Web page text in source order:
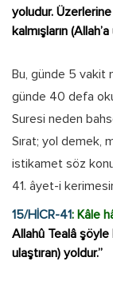
yoludur.
kalmışların
Bu, günde 5 vakit
günde 40 defa
Suresi neden
Sırat; yol demek,
istikamet söz
41. âyet-i
15/HİCR-41: Kâle
Allahû Tealâ şöyle
ulaştıran) yoldur.”